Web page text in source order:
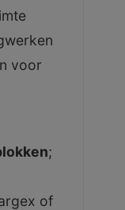
voor
;
of